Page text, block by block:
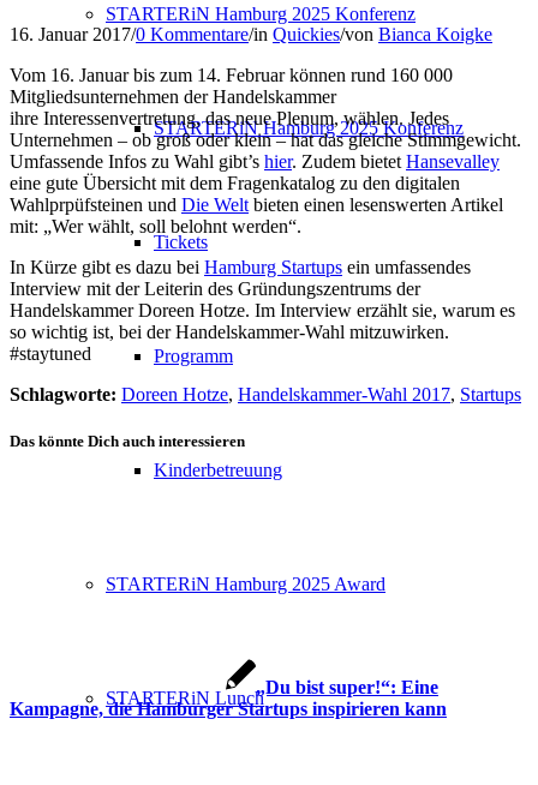
STARTERiN Hamburg 2025 Konferenz
STARTERiN Hamburg 2025 Konferenz
Tickets
Programm
Kinderbetreuung
STARTERiN Hamburg 2025 Award
STARTERiN Lunch
16. Januar 2017/0 Kommentare/in Quickies/von Bianca Koigke
Vom 16. Januar bis zum 14. Februar können rund 160 000
Mitgliedsunternehmen der Handelskammer
ihre Interessenvertretung, das neue Plenum, wählen. Jedes
Unternehmen – ob groß oder klein – hat das gleiche Stimmgewicht.
Umfassende Infos zu Wahl gibt’s hier. Zudem bietet Hansevalley
eine gute Übersicht mit dem Fragenkatalog zu den digitalen
Wahlprpüfsteinen und Die Welt bieten einen lesenswerten Artikel
mit: „Wer wählt, soll belohnt werden“.
In Kürze gibt es dazu bei Hamburg Startups ein umfassendes
Interview mit der Leiterin des Gründungszentrums der
Handelskammer Doreen Hotze. Im Interview erzählt sie, warum es
so wichtig ist, bei der Handelskammer-Wahl mitzuwirken.
#staytuned
Schlagworte: Doreen Hotze, Handelskammer-Wahl 2017, Startups
Das könnte Dich auch interessieren
„Du bist super!“: Eine
Kampagne, die Hamburger Startups inspirieren kann